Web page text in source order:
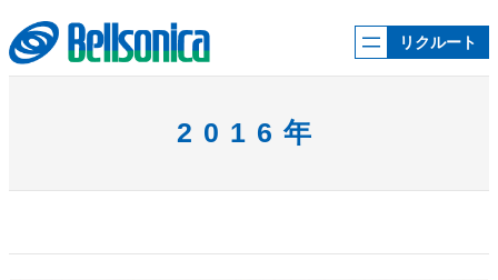
容
を
ス
リクルート
2016年